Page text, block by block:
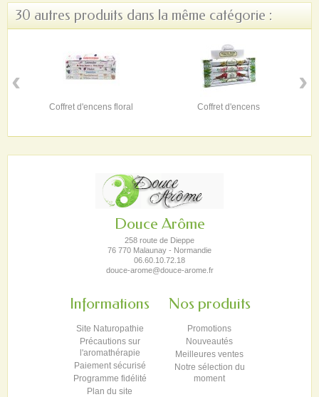
30 autres produits dans la même catégorie :
Coffret d'encens floral Coffret d'encens
‹ ›
Douce Arôme
258 route de Dieppe
76 770 Malaunay - Normandie
06.60.10.72.18
douce-arome@douce-arome.fr
Informations
Site Naturopathie
Précautions sur
l'aromathérapie
Paiement sécurisé
Programme fidélité
Plan du site
Nos produits
Promotions
Nouveautés
Meilleures ventes
Notre sélection du
moment